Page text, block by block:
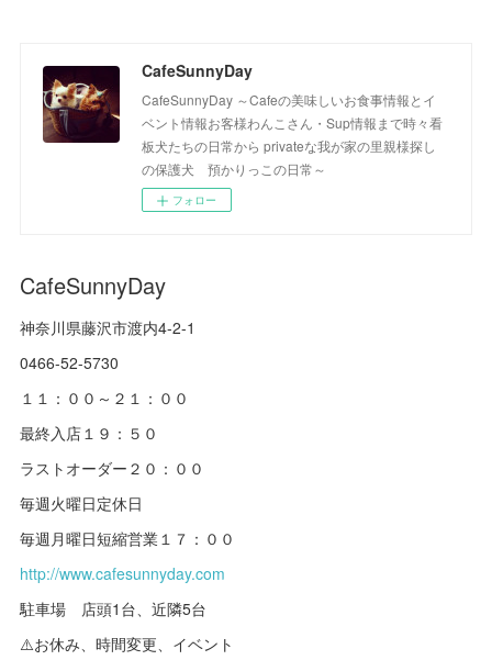
CafeSunnyDay
CafeSunnyDay ～Cafeの美味しいお食事情報とイ
ベント情報お客様わんこさん・Sup情報まで時々看
板犬たちの日常から privateな我が家の里親様探し
の保護犬 預かりっこの日常～
フォロー
CafeSunnyDay
神奈川県藤沢市渡内4-2-1
0466-52-5730
１１：００～２１：００
最終入店１９：５０
ラストオーダー２０：００
毎週火曜日定休日
毎週月曜日短縮営業１７：００
http://www.cafesunnyday.com
駐車場 店頭1台、近隣5台
⚠️お休み、時間変更、イベント